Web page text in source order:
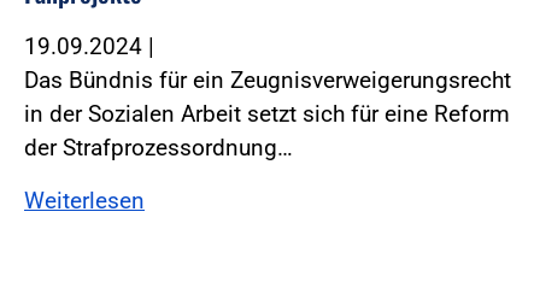
19.09.2024 |
Das Bündnis für ein Zeugnisverweigerungsrecht
in der Sozialen Arbeit setzt sich für eine Reform
der Strafprozessordnung…
Weiterlesen